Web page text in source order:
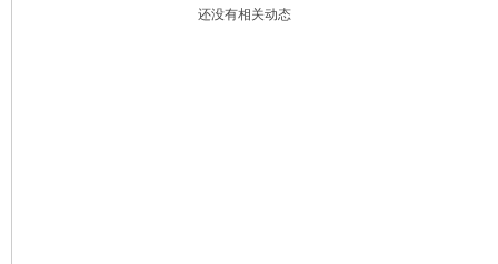
还没有相关动态